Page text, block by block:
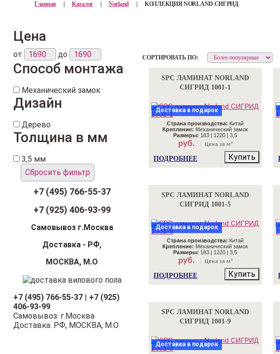
Главная Каталог Norland КОЛЛЕКЦИЯ NORLAND СИГРИД
СОРТИРОВАТЬ ПО:
SPC ЛАМИНАТ NORLAND
СИГРИД 1001-1
Доставка в подарок
Страна производства: Китай
Крепление: Механический замок
Размеры: 183 | 1220 | 3,5
руб. Цена за м²
ПОДРОБНЕЕ Купить
SPC ЛАМИНАТ NORLAND
СИГРИД 1001-5
Доставка в подарок
Страна производства: Китай
Крепление: Механический замок
Размеры: 183 | 1220 | 3,5
руб. Цена за м²
ПОДРОБНЕЕ Купить
SPC ЛАМИНАТ NORLAND
СИГРИД 1001-9
Доставка в подарок
Цена
от до
Способ монтажа
Механический замок
Дизайн
Дерево
Толщина в мм
3,5 мм
Сбросить фильтр
+7 (495) 766-55-37
+7 (925) 406-93-99
Самовывоз г.Москва
Доставка - РФ,
МОСКВА, М.О
+7 (495) 766-55-37 | +7 (925)
406-93-99
Самовывоз: г.Москва
Доставка: РФ, МОСКВА, М.О